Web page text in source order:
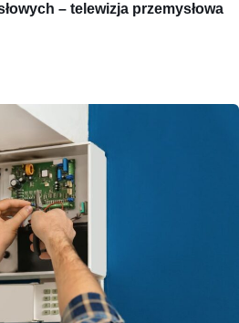
– telewizja przemysłowa